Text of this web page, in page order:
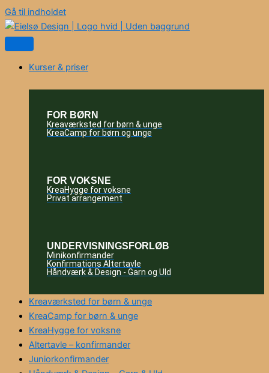
Gå til indholdet
Kurser & priser
FOR BØRN
Kreaværksted for børn & unge
KreaCamp for børn og unge
FOR VOKSNE
KreaHygge for voksne
Privat arrangement
UNDERVISNINGSFORLØB
Minikonfirmander
Konfirmations Altertavle
Håndværk & Design - Garn og Uld
Kreaværksted for børn & unge
KreaCamp for børn & unge
KreaHygge for voksne
Altertavle – konfirmander
Juniorkonfirmander